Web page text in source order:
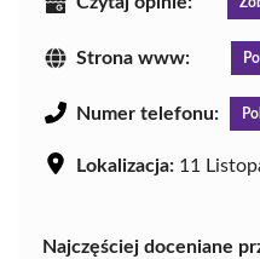
Strona www:
Numer telefonu:
Lokalizacja: 11
Najczęściej doceniane